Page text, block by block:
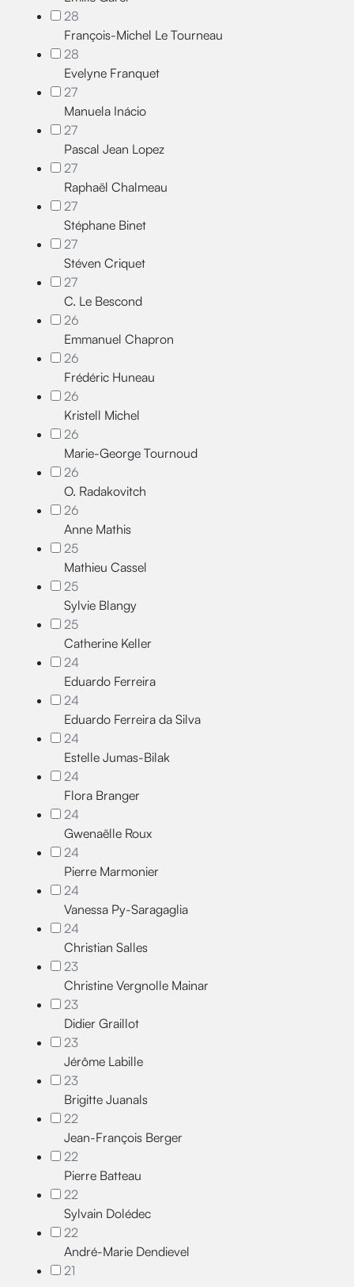
28
François-Michel Le Tourneau
28
Evelyne Franquet
27
Manuela Inácio
27
Pascal Jean Lopez
27
Raphaël Chalmeau
27
Stéphane Binet
27
Stéven Criquet
27
C. Le Bescond
26
Emmanuel Chapron
26
Frédéric Huneau
26
Kristell Michel
26
Marie-George Tournoud
26
O. Radakovitch
26
Anne Mathis
25
Mathieu Cassel
25
Sylvie Blangy
25
Catherine Keller
24
Eduardo Ferreira
24
Eduardo Ferreira da Silva
24
Estelle Jumas-Bilak
24
Flora Branger
24
Gwenaëlle Roux
24
Pierre Marmonier
24
Vanessa Py-Saragaglia
24
Christian Salles
23
Christine Vergnolle Mainar
23
Didier Graillot
23
Jérôme Labille
23
Brigitte Juanals
22
Jean-François Berger
22
Pierre Batteau
22
Sylvain Dolédec
22
André-Marie Dendievel
21